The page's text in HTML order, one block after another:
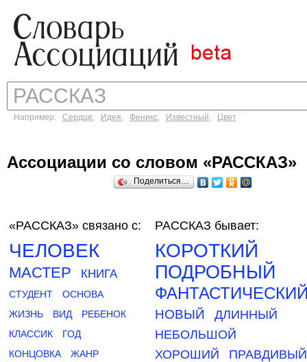
Например: Сердце, Идея, Феникс, Известный, Цвет
Ассоциации со словом «РАССКАЗ»
Поделиться…
«РАССКАЗ» связано с:
ЧЕЛОВЕК
МАСТЕР КНИГА
СТУДЕНТ
ОСНОВА
ЖИЗНЬ
ВИД
РЕБЕНОК
КЛАССИК
ГОД
КОНЦОВКА
ЖАНР
РАССКАЗ бывает:
КОРОТКИЙ
ПОДРОБНЫЙ
НОВЫЙ
ДЛИННЫЙ
НЕБОЛЬШОЙ
ХОРОШИЙ
ПРАВДИВЫЙ